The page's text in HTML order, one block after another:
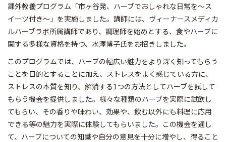
課外教養プログラム「市ヶ谷発、ハーブでおしゃれな日常を〜ス
イーツ付き〜」を実施しました。講師には、ヴィーナースメディカ
ルハーブラボ所属講師であり、調理師を始めとする、食やハーブに
関する多様な資格を持つ、水澤博子氏をお招きしました。
このプログラムでは、ハーブの幅広い魅力をより深く知ってもらう
ことを目的とすることに加え、ストレスをよく感じている方に、
ストレスの本質を知り、解消する1つの方法としてハーブを試して
もらう機会を提供しました。様々な種類のハーブを実際に試飲し
てもらい、その香りや味わい、効果や、飲む以外にも料理に応用
できる等の魅力を実際に体験してもらいました。この機会を通し
て、ハーブについての知識や自分の意見を十分に増やし、得ること